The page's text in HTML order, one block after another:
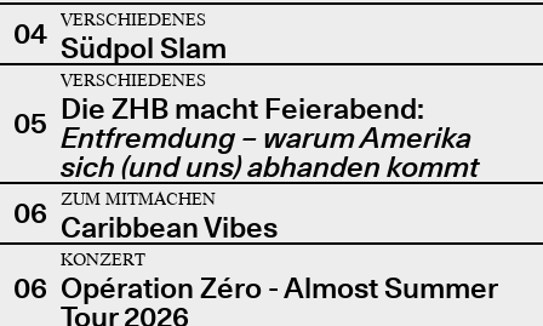
04 VERSCHIEDENES
Südpol Slam
05
VERSCHIEDENES
Die ZHB macht Feierabend:
Entfremdung – warum Amerika
sich (und uns) abhanden kommt
06
ZUM MITMACHEN
Caribbean Vibes
06
KONZERT
Opération Zéro - Almost Summer
Tour 2026